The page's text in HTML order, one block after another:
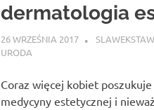
dermatologia
26 WRZEŚNIA 2017
URODA
Coraz więcej kobiet
medycyny estetycznej i